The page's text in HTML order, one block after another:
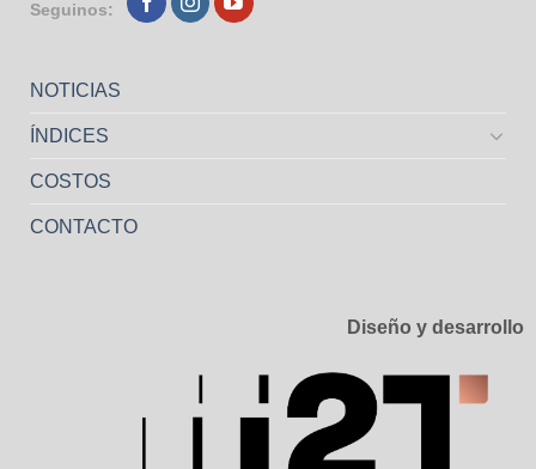
Seguinos:
NOTICIAS
ÍNDICES
COSTOS
CONTACTO
Diseño y desarrollo